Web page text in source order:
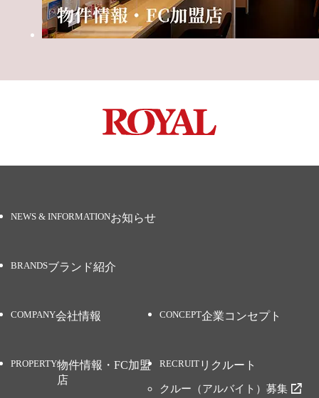
お知らせ
ブランド紹介
会社情報 企業コンセプト
物件情報・FC加盟
店
リクルート
クルー（アルバイト）募集